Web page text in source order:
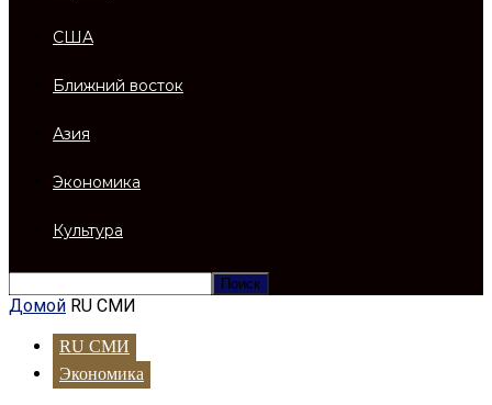
США
Ближний восток
Азия
Экономика
Культура
Домой RU СМИ
RU СМИ
Экономика